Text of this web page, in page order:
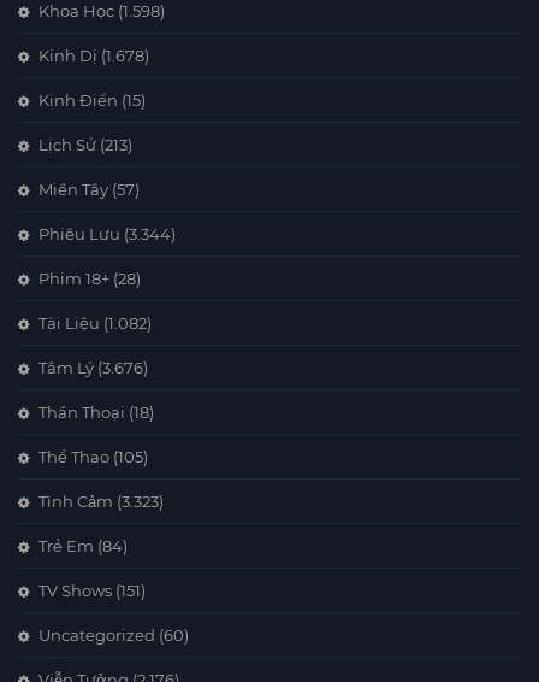
Khoa Học (1.598)
Kinh Dị (1.678)
Kinh Điển (15)
Lịch Sử (213)
Miền Tây (57)
Phiêu Lưu (3.344)
Phim 18+ (28)
Tài Liệu (1.082)
Tâm Lý (3.676)
Thần Thoại (18)
Thể Thao (105)
Tình Cảm (3.323)
Trẻ Em (84)
TV Shows (151)
Uncategorized (60)